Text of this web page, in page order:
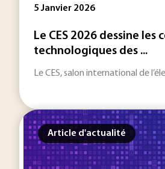
5 Janvier 2026
Le CES 2026 dessine les
technologiques des ...
Le CES, salon international de
Article d'actualité